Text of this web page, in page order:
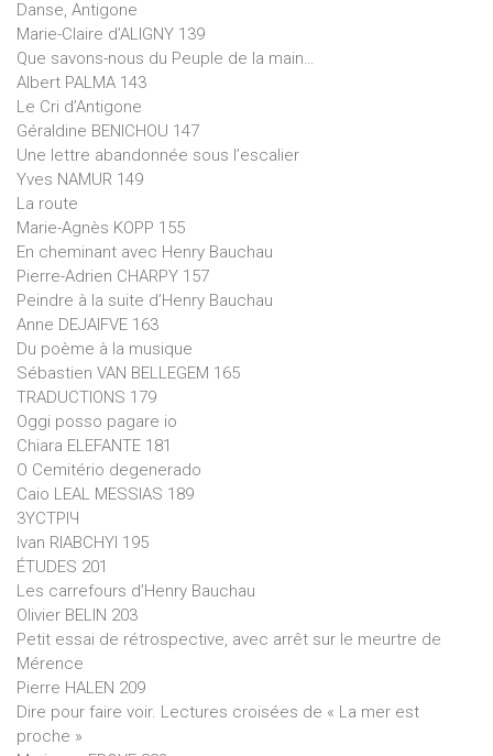
Danse, Antigone
Marie-Claire d’ALIGNY 139
Que savons-nous du Peuple de la main…
Albert PALMA 143
Le Cri d’Antigone
Géraldine BENICHOU 147
Une lettre abandonnée sous l’escalier
Yves NAMUR 149
La route
Marie-Agnès KOPP 155
En cheminant avec Henry Bauchau
Pierre-Adrien CHARPY 157
Peindre à la suite d’Henry Bauchau
Anne DEJAIFVE 163
Du poème à la musique
Sébastien VAN BELLEGEM 165
TRADUCTIONS 179
Oggi posso pagare io
Chiara ELEFANTE 181
O Cemitério degenerado
Caio LEAL MESSIAS 189
3YCTPIЧ
Ivan RIABCHYI 195
ÉTUDES 201
Les carrefours d’Henry Bauchau
Olivier BELIN 203
Petit essai de rétrospective, avec arrêt sur le meurtre de
Mérence
Pierre HALEN 209
Dire pour faire voir. Lectures croisées de « La mer est
proche »